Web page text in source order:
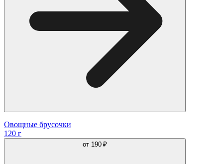
Овощные брусочки
120 г
от 190 ₽